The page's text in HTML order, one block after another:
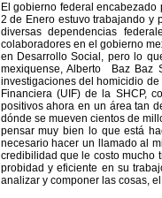
El gobierno federal
2 de Enero estuvo trabajando y
diversas dependencias
colaboradores en el gobierno
en Desarrollo Social, pero lo
mexiquense, Alberto Baz Baz
investigaciones del homicidio
Financiera (UIF) de la SHCP,
positivos ahora en un área tan
dónde se mueven cientos de
pensar muy bien lo que está
necesario hacer un llamado al
credibilidad que le costo mucho
probidad y eficiente en su
analizar y componer las cosas,